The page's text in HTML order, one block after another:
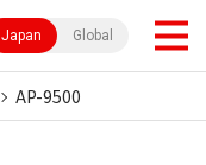
Japan Global
AP-9500